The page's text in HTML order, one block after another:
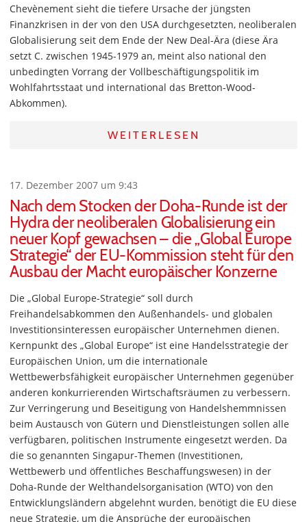
Chevènement sieht die tiefere Ursache der jüngsten
Finanzkrisen in der von den USA durchgesetzten, neoliberalen
Globalisierung seit dem Ende der New Deal-Ära (diese Ära
setzt C. zwischen 1945-1979 an, meint also national den
unbedingten Vorrang der Vollbeschäftigungspolitik im
Wohlfahrtsstaat und international das Bretton-Wood-
Abkommen).
WEITERLESEN
17. Dezember 2007 um 9:43
Nach dem Stocken der Doha-Runde ist der
Hydra der neoliberalen Globalisierung ein
neuer Kopf gewachsen – die „Global Europe
Strategie“ der EU-Kommission steht für den
Ausbau der Macht europäischer Konzerne
Die „Global Europe-Strategie“ soll durch
Freihandelsabkommen den Außenhandels- und globalen
Investitionsinteressen europäischer Unternehmen dienen.
Kernpunkt des „Global Europe“ ist eine Handelsstrategie der
Europäischen Union, um die internationale
Wettbewerbsfähigkeit europäischer Unternehmen gegenüber
anderen konkurrierenden Wirtschaftsräumen zu verbessern.
Zur Verringerung und Beseitigung von Handelshemmnissen
beim Austausch von Gütern und Dienstleistungen sollen alle
verfügbaren, politischen Instrumente eingesetzt werden. Da
die so genannten Singapur-Themen (Investitionen,
Wettbewerb und öffentliches Beschaffungswesen) in der
Doha-Runde der Welthandelsorganisation (WTO) von den
Entwicklungsländern abgelehnt wurden, benötigt die EU diese
neue Strategie, um die Ansprüche der europäischen